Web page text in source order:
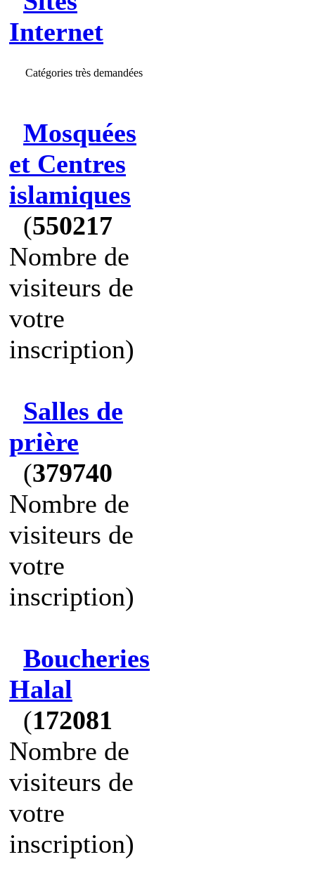
Internet
Catégories très demandées
Mosquées
et Centres
islamiques
(550217
Nombre de
visiteurs de
votre
inscription)
Salles de
prière
(379740
Nombre de
visiteurs de
votre
inscription)
Boucheries
Halal
(172081
Nombre de
visiteurs de
votre
inscription)